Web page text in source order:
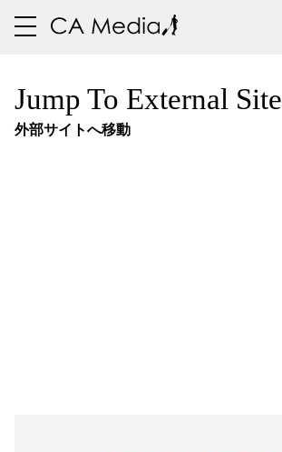
toggle
Jump To External Site
外部サイトへ移動